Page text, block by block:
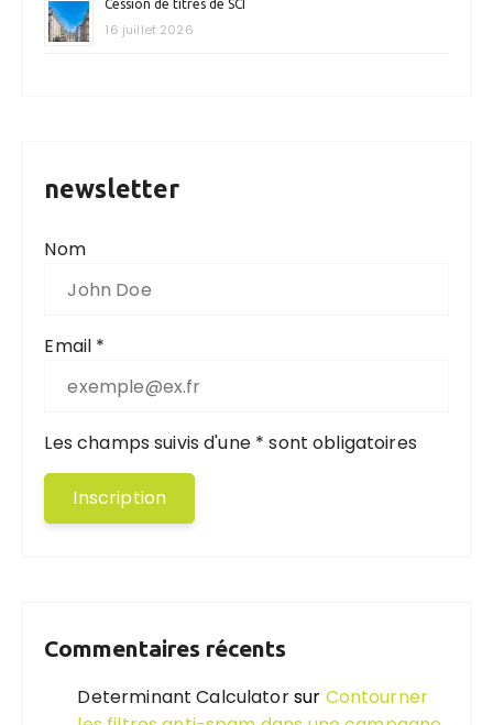
Cession de titres de SCI
16 juillet 2026
newsletter
Nom
Email *
Les champs suivis d'une * sont obligatoires
Commentaires récents
Determinant Calculatorsur Contourner